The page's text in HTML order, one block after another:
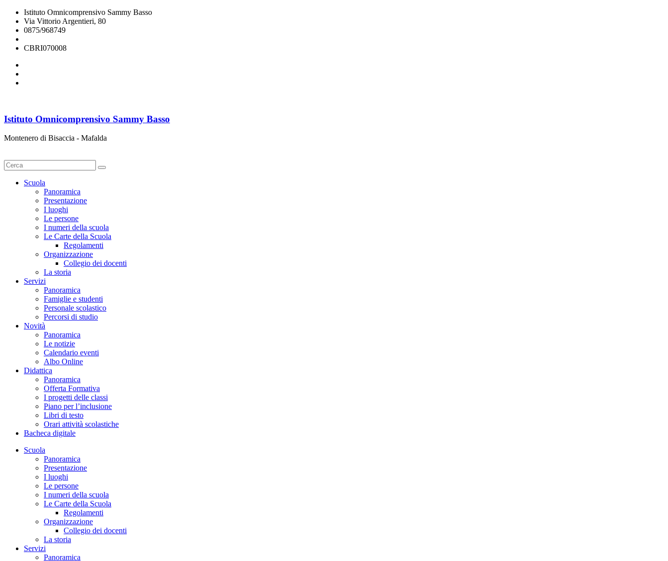
Istituto Omnicomprensivo Sammy Basso
Via Vittorio Argentieri, 80
0875/968749
CBRI070008
Istituto Omnicomprensivo Sammy Basso
Montenero di Bisaccia - Mafalda
Scuola
Panoramica
Presentazione
I luoghi
Le persone
I numeri della scuola
Le Carte della Scuola
Regolamenti
Organizzazione
Collegio dei docenti
La storia
Servizi
Panoramica
Famiglie e studenti
Personale scolastico
Percorsi di studio
Novità
Panoramica
Le notizie
Calendario eventi
Albo Online
Didattica
Panoramica
Offerta Formativa
I progetti delle classi
Piano per l’inclusione
Libri di testo
Orari attività scolastiche
Bacheca digitale
Scuola
Panoramica
Presentazione
I luoghi
Le persone
I numeri della scuola
Le Carte della Scuola
Regolamenti
Organizzazione
Collegio dei docenti
La storia
Servizi
Panoramica